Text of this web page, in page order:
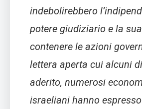
indebolirebbero
potere giudiziario e la
contenere le azioni
lettera aperta cui alcuni
aderito, numerosi
israeliani hanno espresso